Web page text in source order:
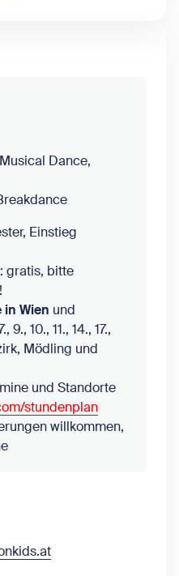
Dance,
Einstieg
: gratis, bitte
Wien und
10., 11., 14., 17.,
Mödling und
und Standorte
stundenplan
willkommen,